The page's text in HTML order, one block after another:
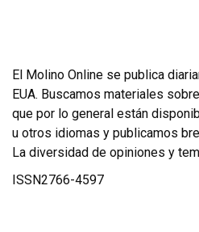
El Molino Online se publica
EUA. Buscamos materiales
que por lo general están
u otros idiomas y publicamos
La diversidad de opiniones y
ISSN2766-4597